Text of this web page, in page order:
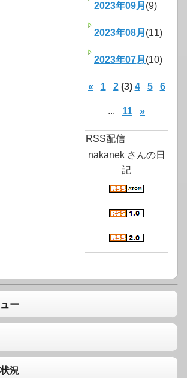
2023年09月 (9)
2023年08月 (11)
2023年07月 (10)
« 1 2 (3) 4 5 6
... 11 »
RSS配信
nakanek さんの日
記
ー
況